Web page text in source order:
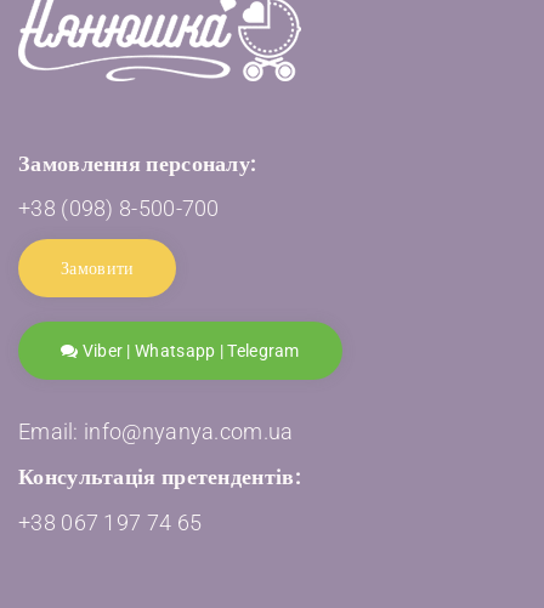
Замовлення персоналу:
+38 (098) 8-500-700
Замовити
Viber | Whatsapp | Telegram
Email: info@nyanya.com.ua
Консультація претендентів:
+38 067 197 74 65